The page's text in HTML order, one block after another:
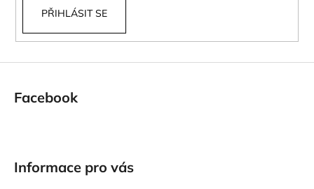
PŘIHLÁSIT SE
Facebook
Informace pro vás